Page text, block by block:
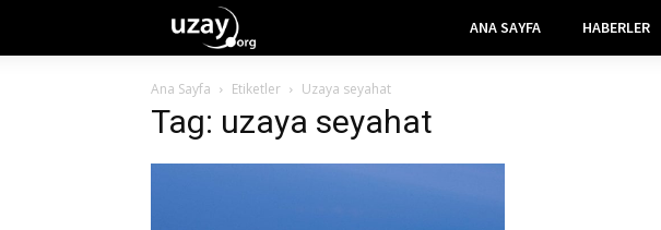
ANA SAYFA HABERLER
Ana Sayfa Etiketler Uzaya seyahat
Tag: uzaya seyahat